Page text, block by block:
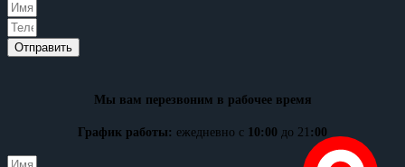
Отправить
Мы вам перезвоним в рабочее время
График работы: ежедневно с 10:00 до 21 :00